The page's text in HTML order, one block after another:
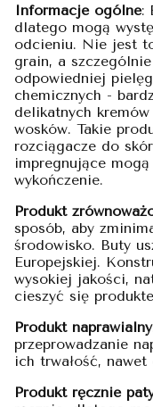
Informacje ogólne:
dlatego mogą
odcieniu. Nie jest
grain, a
odpowiedniej
chemicznych -
delikatnych
wosków. Takie
rozciągacze do
impregnujące
wykończenie.
Produkt
sposób, aby
środowisko. Buty
Europejskiej.
wysokiej jakości,
cieszyć się
Produkt naprawialny
przeprowadzanie
ich trwałość,
Produkt ręcznie